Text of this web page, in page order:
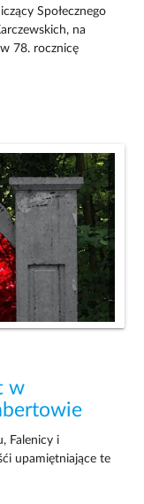
Społecznego
na
78. rocznicę
w
Falenicy i
upamiętniające te